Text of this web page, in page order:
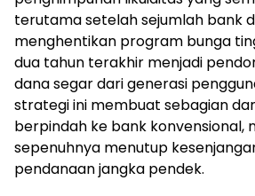
terutama setelah sejumlah bank
menghentikan program bunga
dua tahun terakhir menjadi
dana segar dari generasi
strategi ini membuat sebagian
berpindah ke bank konvensional,
sepenuhnya menutup
pendanaan jangka pendek.